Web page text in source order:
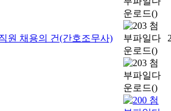
원 채용의 건(간호조무사)